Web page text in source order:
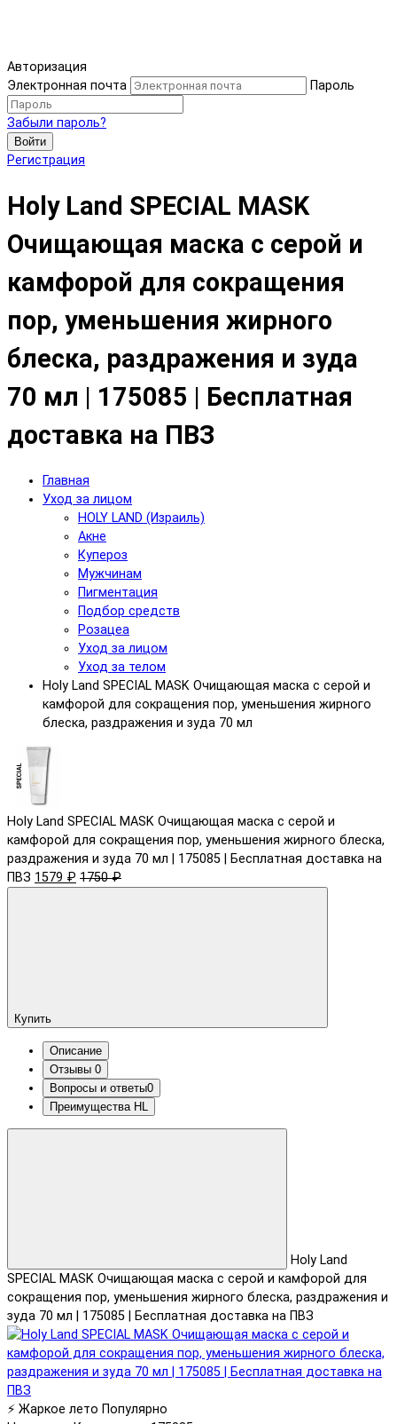
Авторизация
Электронная почта
Пароль
Забыли пароль?
Войти
Регистрация
Holy Land SPECIAL MASK
Очищающая маска с серой и
камфорой для сокращения
пор, уменьшения жирного
блеска, раздражения и зуда
70 мл | 175085 | Бесплатная
доставка на ПВЗ
Главная
Уход за лицом
HOLY LAND (Израиль)
Акне
Купероз
Мужчинам
Пигментация
Подбор средств
Розацеа
Уход за лицом
Уход за телом
Holy Land SPECIAL MASK Очищающая маска с серой и
камфорой для сокращения пор, уменьшения жирного
блеска, раздражения и зуда 70 мл
Holy Land SPECIAL MASK Очищающая маска с серой и
камфорой для сокращения пор, уменьшения жирного блеска,
раздражения и зуда 70 мл | 175085 | Бесплатная доставка на
ПВЗ 1579 ₽ 1750 ₽
Купить
Описание
Отзывы 0
Вопросы и ответы0
Преимущества HL
Holy Land
SPECIAL MASK Очищающая маска с серой и камфорой для
сокращения пор, уменьшения жирного блеска, раздражения и
зуда 70 мл | 175085 | Бесплатная доставка на ПВЗ
⚡ Жаркое лето Популярно